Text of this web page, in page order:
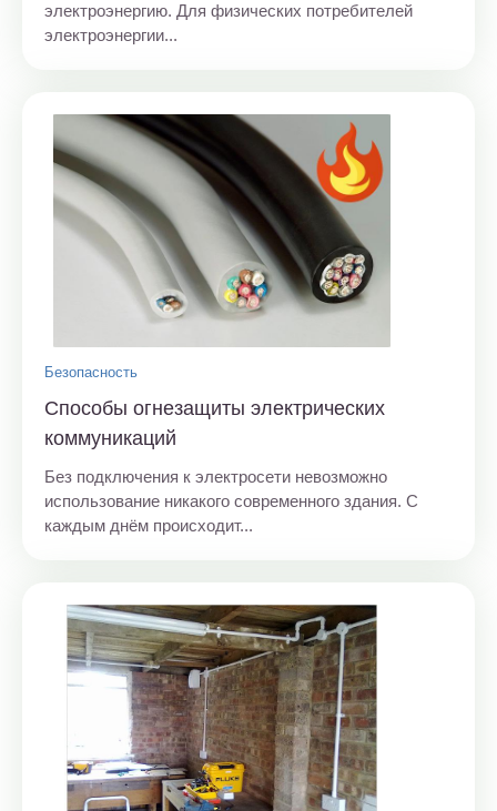
электроэнергию. Для физических потребителей
электроэнергии...
Безопасность
Способы огнезащиты электрических
коммуникаций
Без подключения к электросети невозможно
использование никакого современного здания. С
каждым днём происходит...